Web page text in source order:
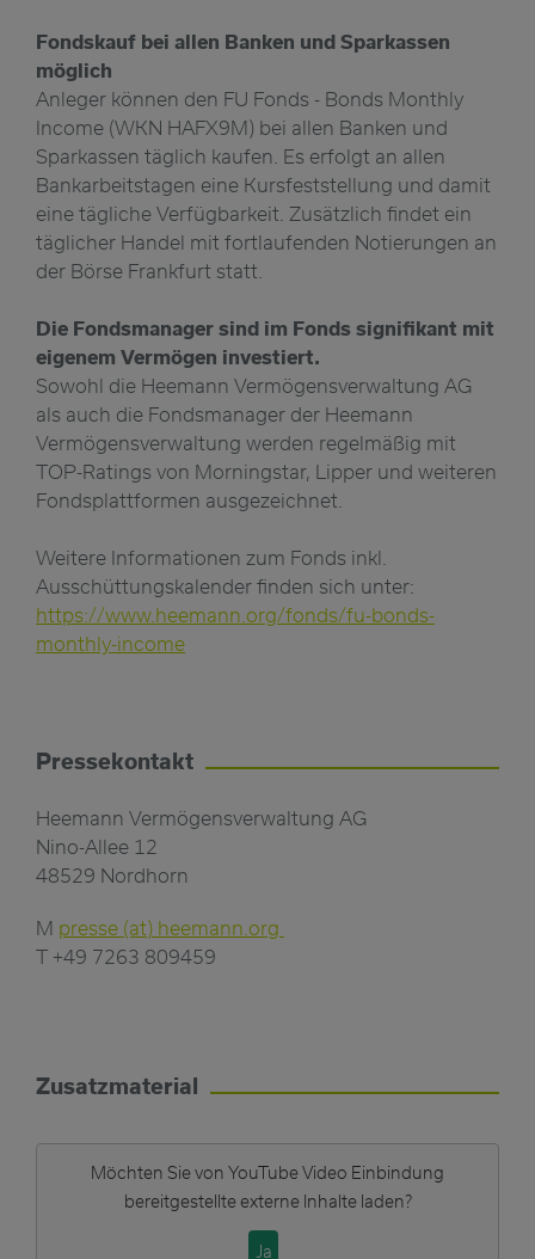
Fondskauf bei allen Banken und Sparkassen
möglich
Anleger können den FU Fonds - Bonds Monthly
Income (WKN HAFX9M) bei allen Banken und
Sparkassen täglich kaufen. Es erfolgt an allen
Bankarbeitstagen eine Kursfeststellung und damit
eine tägliche Verfügbarkeit. Zusätzlich findet ein
täglicher Handel mit fortlaufenden Notierungen an
der Börse Frankfurt statt.
Die Fondsmanager sind im Fonds signifikant mit
eigenem Vermögen investiert.
Sowohl die Heemann Vermögensverwaltung AG
als auch die Fondsmanager der Heemann
Vermögensverwaltung werden regelmäßig mit
TOP-Ratings von Morningstar, Lipper und weiteren
Fondsplattformen ausgezeichnet.
Weitere Informationen zum Fonds inkl.
Ausschüttungskalender finden sich unter:
https://www.heemann.org/fonds/fu-bonds-
monthly-income
Pressekontakt
Heemann Vermögensverwaltung AG
Nino-Allee 12
48529 Nordhorn
M presse (at) heemann.org
T +49 7263 809459
Zusatzmaterial
Möchten Sie vonYouTube Video Einbindung
bereitgestellte externe Inhalte laden?
Ja